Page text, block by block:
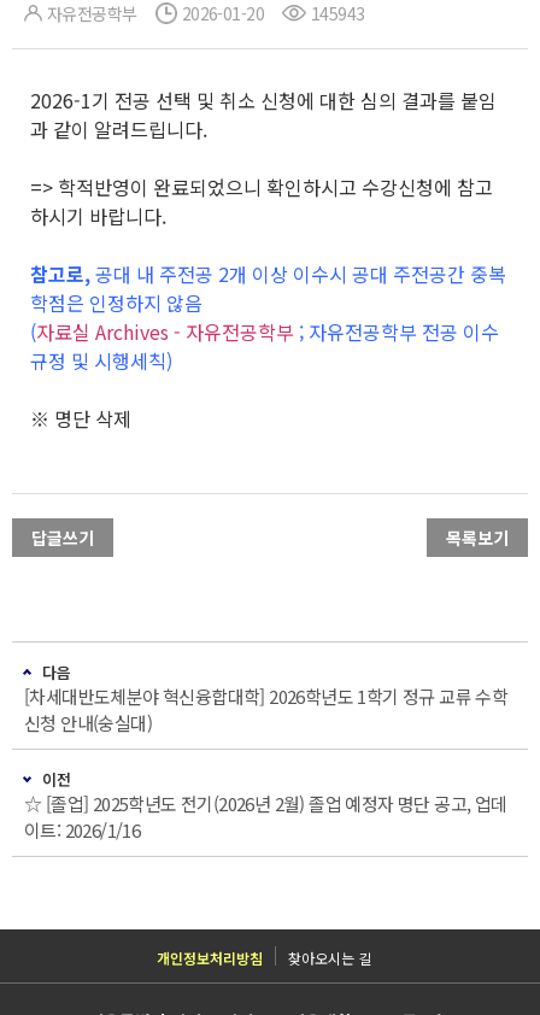
자유전공학부 2026-01-20 145943
2026-1기 전공 선택 및 취소 신청에 대한 심의 결과를 붙임
과 같이 알려드립니다.
=> 학적반영이 완료되었으니 확인하시고 수강신청에 참고
하시기 바랍니다.
참고로,공대 내 주전공 2개 이상 이수시 공대 주전공간 중복
학점은 인정하지 않음
(자료실 Archives - 자유전공학부 ; 자유전공학부 전공 이수
규정 및 시행세칙)
※ 명단 삭제
답글쓰기 목록보기
다음
[차세대반도체분야 혁신융합대학] 2026학년도 1학기 정규 교류 수학
신청 안내(숭실대)
이전
☆ [졸업] 2025학년도 전기(2026년 2월) 졸업 예정자 명단 공고, 업데
이트: 2026/1/16
개인정보처리방침 찾아오시는 길